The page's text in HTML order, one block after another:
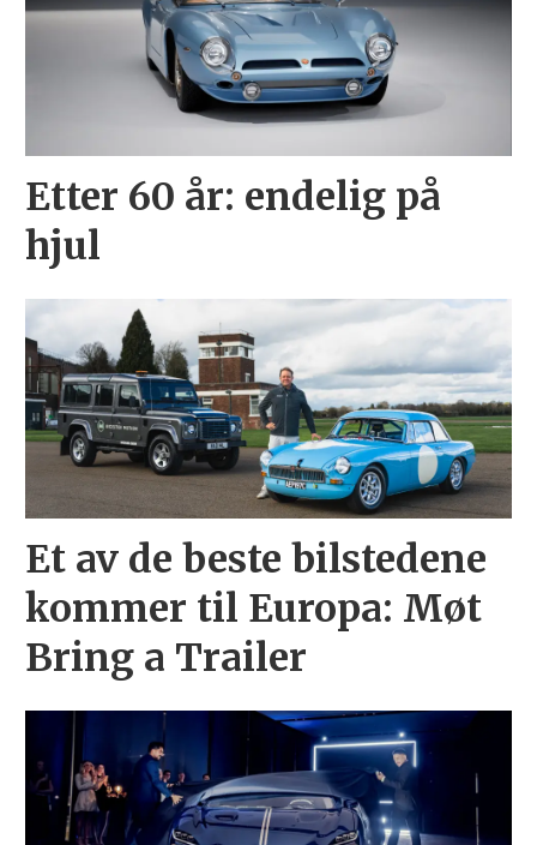
Etter 60 år: endelig på
hjul
Et av de beste bilstedene
kommer til Europa: Møt
Bring a Trailer